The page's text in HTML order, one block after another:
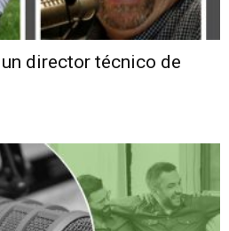
un director técnico de